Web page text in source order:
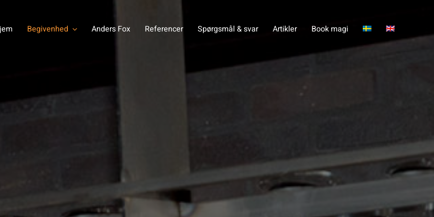
Begivenhed Anders Fox Referencer Spørgsmål & svar Artikler Book magi